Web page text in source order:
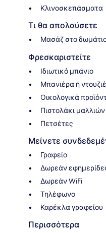
Κλινοσκεπάσματα
Τι θα απολαύσετε
Μασάζ στο
Φρεσκαριστείτε
Ιδιωτικό μπάνιο
Μπανιέρα ή
Οικολογικά
Πιστολάκι μαλλιών
Πετσέτες
Μείνετε
Γραφείο
Δωρεάν
Δωρεάν WiFi
Τηλέφωνο
Καρέκλα γραφείου
Περισσότερα